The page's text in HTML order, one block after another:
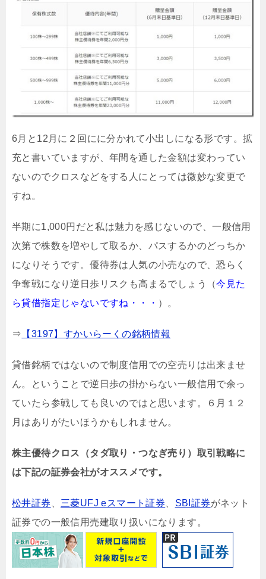
6月と12月に２回にに分かれて小出しになる形です。拡
充と書いていますが、年間を通した金額は変わってい
ないのでクロスなどをする人にとっては微妙な変更で
すね。
半期に1,000円だと私は魅力を感じないので、一般信用
次第で株数を増やして取るか、パスするかのどっちか
になりそうです。優待券は人気の小売なので、恐らく
争奪戦になり逆日歩リスクも高まるでしょう（今見た
ら貸借指定じゃないですね・・・ ）。
⇒ 【3197】すかいらーくの銘柄情報
貸借銘柄ではないので制度信用での空売りは出来ませ
ん。ということで逆日歩の掛からない一般信用で余っ
ていたら参戦しても良いのではと思います。６月１２
月はありがたいほうかもしれません。
株主優待クロス（タダ取り・つなぎ売り）取引戦略に
は下記の証券会社がオススメです。
松井証券 三菱UFJ eスマート証券 SBI証券がネット
証券での一般信用売建取り扱いになります。